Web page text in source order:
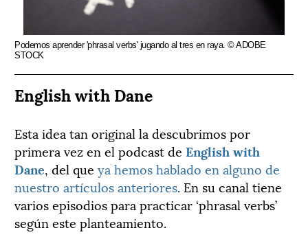
Podemos aprender 'phrasal verbs' jugando al tres en raya. © ADOBE
STOCK
English with Dane
Esta idea tan original la descubrimos por
primera vez en el podcast de English with
Dane, del que ya hemos hablado en alguno de
nuestro artículos anteriores. En su canal tiene
varios episodios para practicar ‘phrasal verbs’
según este planteamiento.